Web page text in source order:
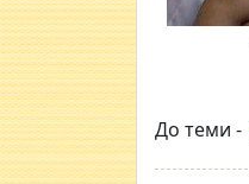
До теми -